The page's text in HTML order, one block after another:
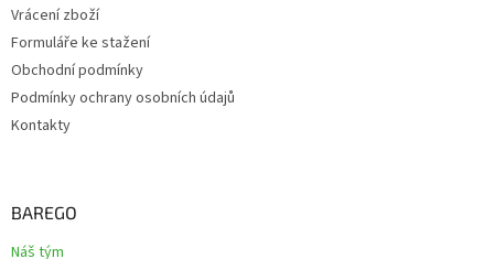
Vrácení zboží
Formuláře ke stažení
Obchodní podmínky
Podmínky ochrany osobních údajů
Kontakty
BAREGO
Náš tým